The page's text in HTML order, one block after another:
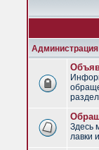
Администрация
Здесь
лавки